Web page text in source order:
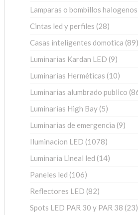
Lamparas o bombillos
Cintas led y perfiles 2828
Casas inteligentes domotica 89
Luminarias Kardan LED 99
Luminarias Herméticas 1010
Luminarias alumbrado publico
Luminarias High Bay 55
Luminarias de emergencia 99
Iluminacion LED 10781078
Luminaria Lineal led 1414
Paneles led 106106
Reflectores LED 8282
Spots LED PAR 30 y PAR 38 23